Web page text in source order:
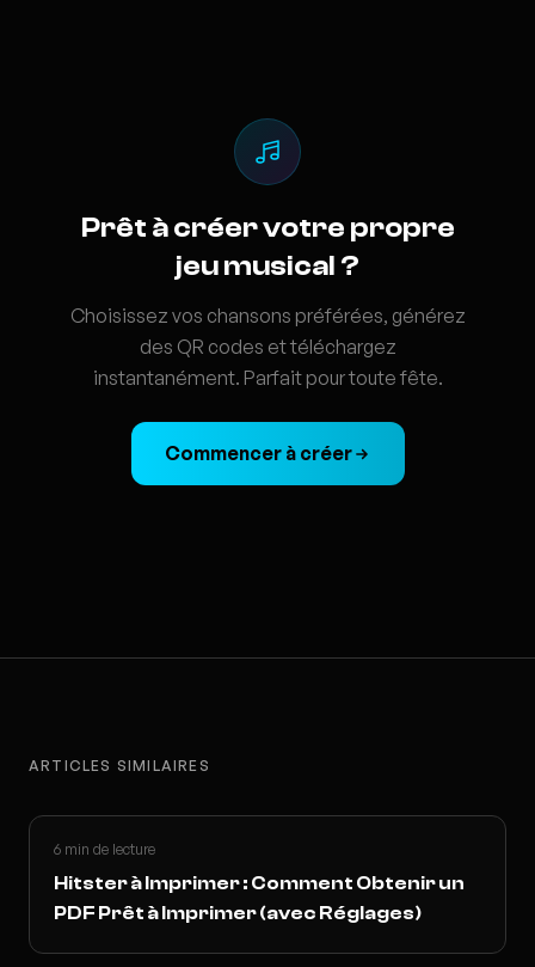
Prêt à créer votre propre
jeu musical ?
Choisissez vos chansons préférées, générez
des QR codes et téléchargez
instantanément. Parfait pour toute fête.
Commencer à créer
ARTICLES SIMILAIRES
6 min de lecture
Hitster à Imprimer : Comment Obtenir un
PDF Prêt à Imprimer (avec Réglages)